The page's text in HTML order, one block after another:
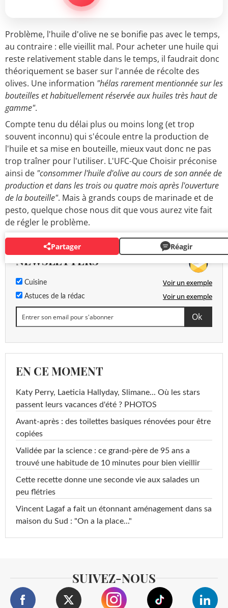
Problème, l'huile d'olive ne se bonifie pas avec le temps,
au contraire : elle vieillit mal. Pour acheter une huile qui
reste relativement stable dans le temps, il faudrait donc
théoriquement se baser sur l'année de récolte des
olives. Une information "hélas rarement mentionnée sur les
bouteilles et habituellement réservée aux huiles très haut de
gamme".
Compte tenu du délai plus ou moins long (et trop
souvent inconnu) qui s'écoule entre la production de
l'huile et sa mise en bouteille, mieux vaut donc ne pas
trop traîner pour l'utiliser. L'UFC-Que Choisir préconise
ainsi de "consommer l'huile d'olive au cours de son année de
production et dans les trois ou quatre mois après l'ouverture
de la bouteille". Mais à grands coups de marinade et de
pesto, quelque chose nous dit que vous aurez vite fait
de régler le problème.
Partager Réagir
NEWSLETTERS
Cuisine Voir un exemple
Astuces de la rédac Voir un exemple
EN CE MOMENT
Katy Perry, Laeticia Hallyday, Slimane... Où les stars
passent leurs vacances d'été ? PHOTOS
Avant-après : des toilettes basiques rénovées pour être
copiées
Validée par la science : ce grand-père de 95 ans a
trouvé une habitude de 10 minutes pour bien vieillir
Cette recette donne une seconde vie aux salades un
peu flétries
Vincent Lagaf a fait un étonnant aménagement dans sa
maison du Sud : "On a la place..."
SUIVEZ-NOUS